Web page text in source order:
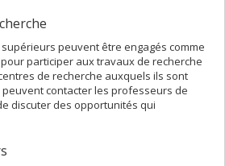
peuvent être engagés comme
participer aux travaux de recherche
de recherche auxquels ils sont
contacter les professeurs de
discuter des opportunités qui